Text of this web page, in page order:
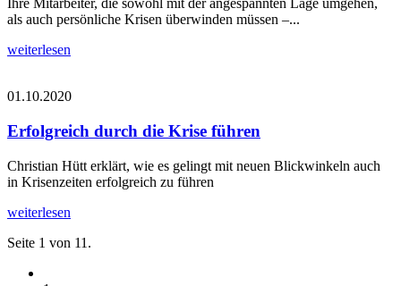
Ihre Mitarbeiter, die sowohl mit der angespannten Lage umgehen,
als auch persönliche Krisen überwinden müssen –...
weiterlesen
01.10.2020
Erfolgreich durch die Krise führen
Christian Hütt erklärt, wie es gelingt mit neuen Blickwinkeln auch
in Krisenzeiten erfolgreich zu führen
weiterlesen
Seite 1 von 11.